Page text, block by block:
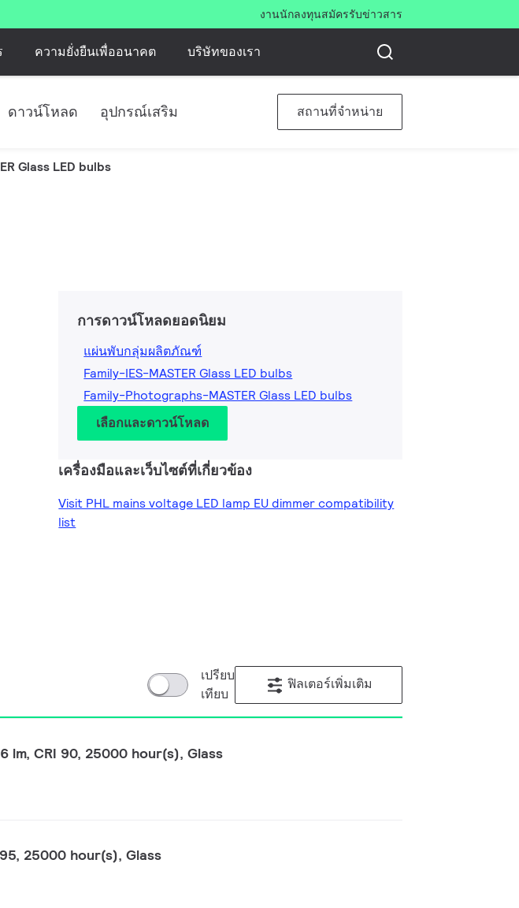
งานนักลงทุนสมัครรับข่าวสาร
ความยั่งยืนเพื่ออนาคต บริษัทของเรา
ดาวน์โหลด อุปกรณ์เสริม สถานที่จำหน่าย
Glass LED bulbs
การดาวน์โหลดยอดนิยม
แผ่นพับกลุ่มผลิตภัณฑ์
Family-IES-MASTER Glass LED bulbs
Family-Photographs-MASTER Glass LED bulbs
เลือกและดาวน์โหลด
เครื่องมือและเว็บไซต์ที่เกี่ยวข้อง
Visit PHL mains voltage LED lamp EU dimmer compatibility
list
เปรียบ
เทียบ
ฟิลเตอร์เพิ่มเติม
lm, CRI 90, 25000 hour(s), Glass
25000 hour(s), Glass